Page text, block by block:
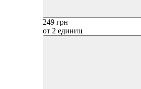
249 грн
от 2 единиц